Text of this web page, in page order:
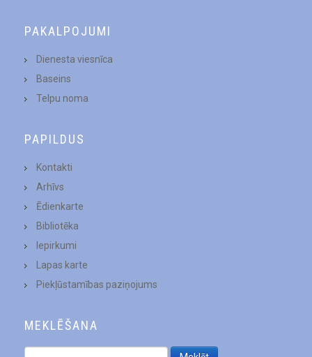
PAKALPOJUMI
Dienesta viesnīca
Baseins
Telpu noma
PAPILDUS
Kontakti
Arhīvs
Ēdienkarte
Bibliotēka
Iepirkumi
Lapas karte
Piekļūstamības paziņojums
MEKLĒŠANA